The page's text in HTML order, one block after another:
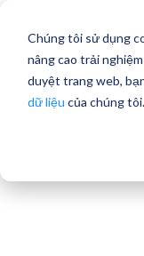
Chúng tôi sử dụng
nâng cao trải
duyệt trang web,
dữ liệu của chúng tôi.